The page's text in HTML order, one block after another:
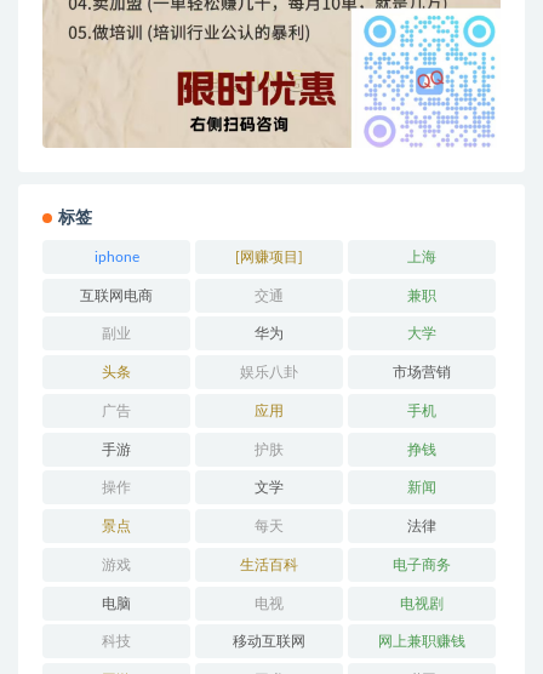
标签
iphone [网赚项目] 上海
互联网电商 交通 兼职
副业 华为 大学
头条 娱乐八卦 市场营销
广告 应用 手机
手游 护肤 挣钱
操作 文学 新闻
景点 每天 法律
游戏 生活百科 电子商务
电脑 电视 电视剧
科技 移动互联网 网上兼职赚钱